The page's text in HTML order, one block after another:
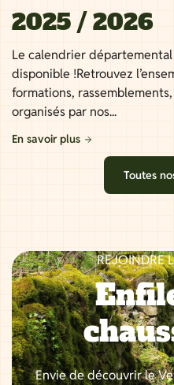
2025 / 2026
Le calendrier
disponible !Retrouvez
formations,
organisés par nos...
En savoir plus
Toutes
REJOINDRE
Envie de découvrir le